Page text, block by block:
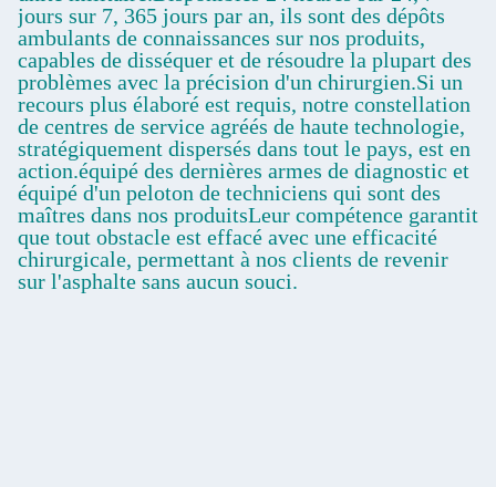
jours sur 7, 365 jours par an, ils sont des dépôts
ambulants de connaissances sur nos produits,
capables de disséquer et de résoudre la plupart des
problèmes avec la précision d'un chirurgien.Si un
recours plus élaboré est requis, notre constellation
de centres de service agréés de haute technologie,
stratégiquement dispersés dans tout le pays, est en
action.équipé des dernières armes de diagnostic et
équipé d'un peloton de techniciens qui sont des
maîtres dans nos produitsLeur compétence garantit
que tout obstacle est effacé avec une efficacité
chirurgicale, permettant à nos clients de revenir
sur l'asphalte sans aucun souci.